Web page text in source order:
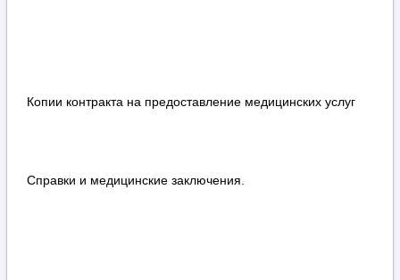
Копии контракта на предоставление медицинских услуг
Справки и медицинские заключения.